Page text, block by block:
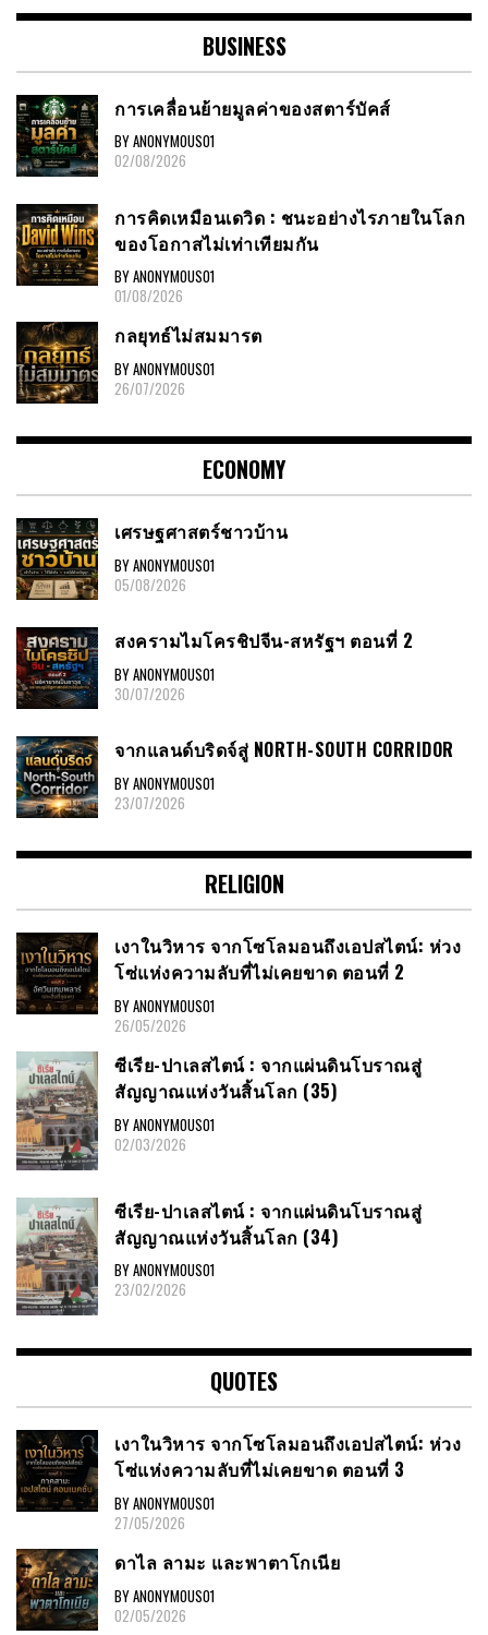
BUSINESS
การเคลื่อนย้ายมูลค่าของสตาร์บัคส์
BY ANONYMOUS01
02/08/2026
การคิดเหมือนเดวิด : ชนะอย่างไรภายในโลก
ของโอกาสไม่เท่าเทียมกัน
BY ANONYMOUS01
01/08/2026
กลยุทธ์ไม่สมมารต
BY ANONYMOUS01
26/07/2026
ECONOMY
เศรษฐศาสตร์ชาวบ้าน
BY ANONYMOUS01
05/08/2026
สงครามไมโครชิปจีน-สหรัฐฯ ตอนที่ 2
BY ANONYMOUS01
30/07/2026
จากแลนด์บริดจ์สู่ NORTH-SOUTH CORRIDOR
BY ANONYMOUS01
23/07/2026
RELIGION
เงาในวิหาร จากโซโลมอนถึงเอปสไตน์: ห่วง
โซ่แห่งความลับที่ไม่เคยขาด ตอนที่ 2
BY ANONYMOUS01
26/05/2026
ซีเรีย​-ปาเลสไตน์​ : จากแผ่นดินโบราณสู่
สัญญาณ​แห่งวันสิ้นโลก​ (35)
BY ANONYMOUS01
02/03/2026
ซีเรีย​-ปาเลสไตน์​ : จากแผ่นดินโบราณสู่
สัญญาณ​แห่งวันสิ้นโลก​ (34)
BY ANONYMOUS01
23/02/2026
QUOTES
เงาในวิหาร จากโซโลมอนถึงเอปสไตน์: ห่วง
โซ่แห่งความลับที่ไม่เคยขาด ตอนที่ 3
BY ANONYMOUS01
27/05/2026
ดาไล ลามะ และพาตาโกเนีย
BY ANONYMOUS01
02/05/2026